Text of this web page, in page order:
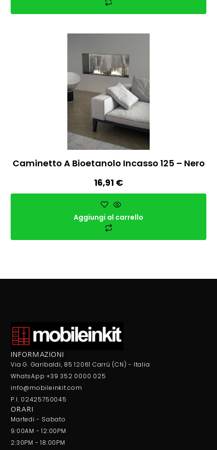
Caminetto A Bioetanolo Incasso 125 – Nero
16,91 €
Aggiungi al carrello
INFORMAZIONI
Via G. Garibaldi, 85 12061 Carrù (CN) - Italia
WhatsApp +39 352 0000 025
info@mobileinkit.com
P.I. 02425750045
ORARI
Martedi - Sabato
9:00AM - 12:00PM
2:30PM - 18:00PM